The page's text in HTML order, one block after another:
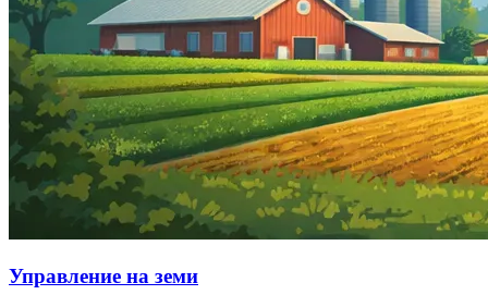
Управление на земи